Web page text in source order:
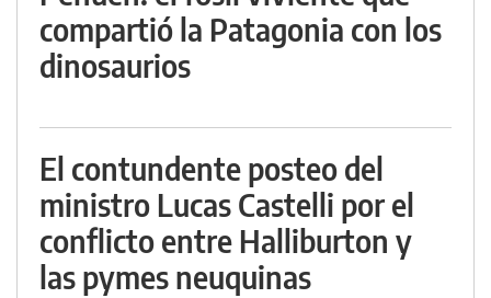
compartió la Patagonia con los
dinosaurios
El contundente posteo del
ministro Lucas Castelli por el
conflicto entre Halliburton y
las pymes neuquinas